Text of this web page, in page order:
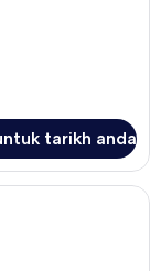
tarikh anda
View | Peralatan